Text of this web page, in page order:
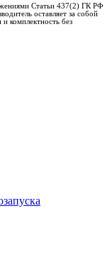
Статьи 437(2) ГК РФ
оставляет за собой
комплектность без